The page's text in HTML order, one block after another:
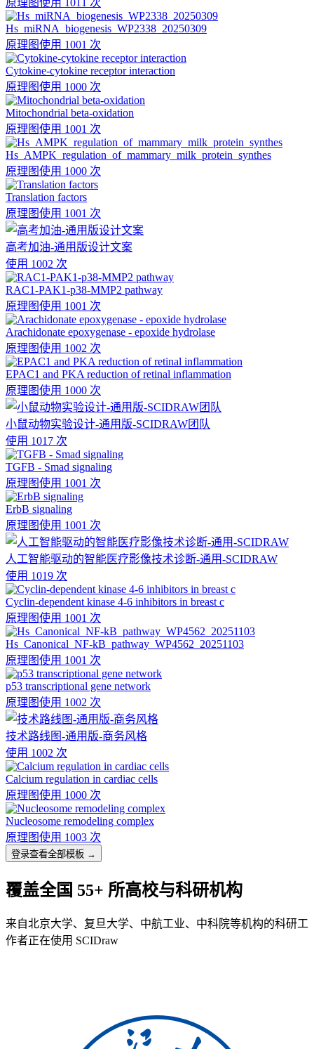
Hs_miRNA_biogenesis_WP2338_20250309
原理图使用 1001 次
Cytokine-cytokine receptor interaction
原理图使用 1000 次
Mitochondrial beta-oxidation
原理图使用 1001 次
Hs_AMPK_regulation_of_mammary_milk_protein_synthes
原理图使用 1000 次
Translation factors
原理图使用 1001 次
高考加油-通用版设计文案
使用 1002 次
RAC1-PAK1-p38-MMP2 pathway
原理图使用 1001 次
Arachidonate epoxygenase - epoxide hydrolase
原理图使用 1002 次
EPAC1 and PKA reduction of retinal inflammation
原理图使用 1000 次
小鼠动物实验设计-通用版-SCIDRAW团队
使用 1017 次
TGFB - Smad signaling
原理图使用 1001 次
ErbB signaling
原理图使用 1001 次
人工智能驱动的智能医疗影像技术诊断-通用-SCIDRAW
使用 1019 次
Cyclin-dependent kinase 4-6 inhibitors in breast c
原理图使用 1001 次
Hs_Canonical_NF-kB_pathway_WP4562_20251103
原理图使用 1001 次
p53 transcriptional gene network
原理图使用 1002 次
技术路线图-通用版-商务风格
使用 1002 次
Calcium regulation in cardiac cells
原理图使用 1000 次
Nucleosome remodeling complex
原理图使用 1003 次
登录查看全部模板 →
覆盖全国 55+ 所高校与科研机构
来自北京大学、复旦大学、中航工业、中科院等机构的科研工
作者正在使用 SCIDraw